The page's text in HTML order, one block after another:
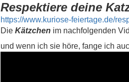
Respektiere deine
https://www.kuriose-feiertage.de/
Die Kätzchen im nachfolgenden
und wenn ich sie höre, fange ich